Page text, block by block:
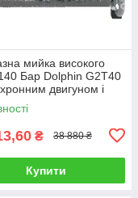
мийка високого
Бар Dolphin G2T40
двигуном і
720-1440 л/
₴ 38 880 ₴
Купити